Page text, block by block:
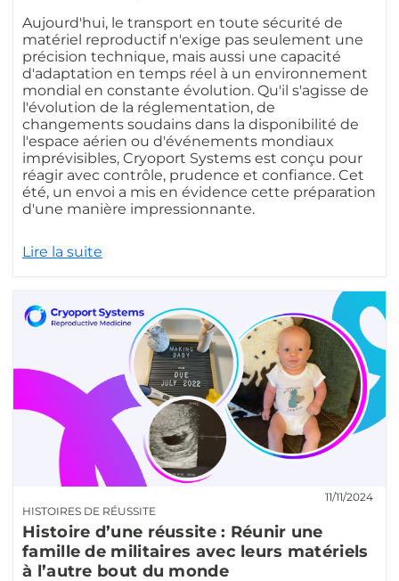
Aujourd'hui, le transport en toute sécurité de
matériel reproductif n'exige pas seulement une
précision technique, mais aussi une capacité
d'adaptation en temps réel à un environnement
mondial en constante évolution. Qu'il s'agisse de
l'évolution de la réglementation, de
changements soudains dans la disponibilité de
l'espace aérien ou d'événements mondiaux
imprévisibles, Cryoport Systems est conçu pour
réagir avec contrôle, prudence et confiance. Cet
été, un envoi a mis en évidence cette préparation
d'une manière impressionnante.
Lire la suite
HISTOIRES DE RÉUSSITE
11/11/2024
Histoire d’une réussite : Réunir une
famille de militaires avec leurs matériels
à l’autre bout du monde